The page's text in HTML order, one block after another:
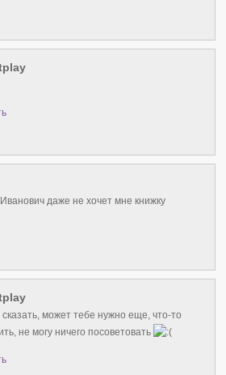
даже не хочет мне книжку
может тебе нужно еще, что-то
не могу ничего посоветовать